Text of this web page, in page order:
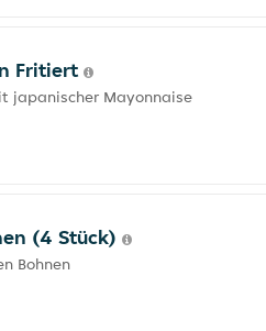
Fritiert
japanischer Mayonnaise
(4 Stück)
Bohnen